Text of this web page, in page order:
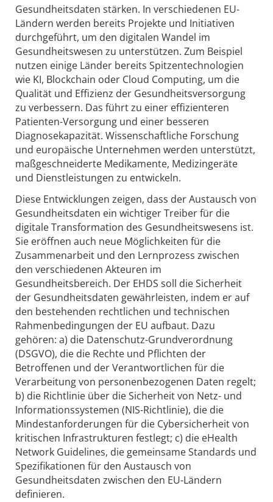
Gesundheitsdaten stärken. In verschiedenen EU-
Ländern werden bereits Projekte und Initiativen
durchgeführt, um den digitalen Wandel im
Gesundheitswesen zu unterstützen. Zum Beispiel
nutzen einige Länder bereits Spitzentechnologien
wie KI, Blockchain oder Cloud Computing, um die
Qualität und Effizienz der Gesundheitsversorgung
zu verbessern. Das führt zu einer effizienteren
Patienten-Versorgung und einer besseren
Diagnosekapazität. Wissenschaftliche Forschung
und europäische Unternehmen werden unterstützt,
maßgeschneiderte Medikamente, Medizingeräte
und Dienstleistungen zu entwickeln.
Diese Entwicklungen zeigen, dass der Austausch von
Gesundheitsdaten ein wichtiger Treiber für die
digitale Transformation des Gesundheitswesens ist.
Sie eröffnen auch neue Möglichkeiten für die
Zusammenarbeit und den Lernprozess zwischen
den verschiedenen Akteuren im
Gesundheitsbereich. Der EHDS soll die Sicherheit
der Gesundheitsdaten gewährleisten, indem er auf
den bestehenden rechtlichen und technischen
Rahmenbedingungen der EU aufbaut. Dazu
gehören: a) die Datenschutz-Grundverordnung
(DSGVO), die die Rechte und Pflichten der
Betroffenen und der Verantwortlichen für die
Verarbeitung von personenbezogenen Daten regelt;
b) die Richtlinie über die Sicherheit von Netz- und
Informationssystemen (NIS-Richtlinie), die die
Mindestanforderungen für die Cybersicherheit von
kritischen Infrastrukturen festlegt; c) die eHealth
Network Guidelines, die gemeinsame Standards und
Spezifikationen für den Austausch von
Gesundheitsdaten zwischen den EU-Ländern
definieren.